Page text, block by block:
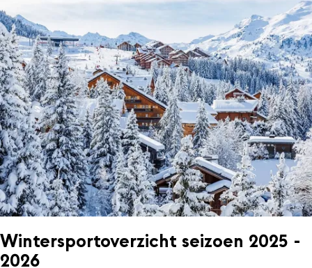
Wintersportoverzicht seizoen 2025 -
2026